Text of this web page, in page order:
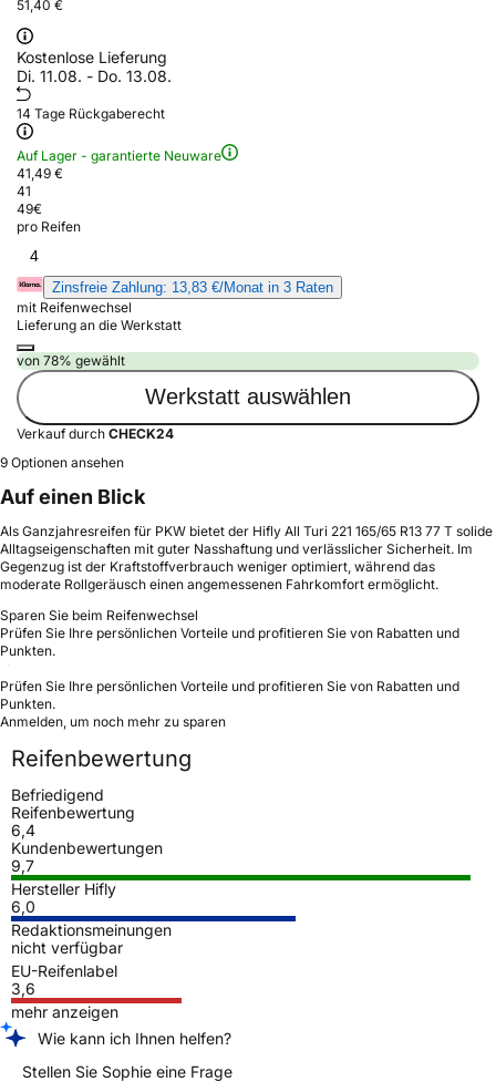
51,40 €
Kostenlose Lieferung
Di. 11.08. - Do. 13.08.
14 Tage Rückgaberecht
Auf Lager - garantierte Neuware
41,49 €
41
49€
pro Reifen
4
Zinsfreie Zahlung: 13,83 €/Monat in 3 Raten
mit Reifenwechsel
Lieferung an die Werkstatt
von 78% gewählt
Werkstatt auswählen
Verkauf durch CHECK24
9 Optionen ansehen
Auf einen Blick
Als Ganzjahresreifen für PKW bietet der Hifly All Turi 221 165/65 R13 77 T solide
Alltagseigenschaften mit guter Nasshaftung und verlässlicher Sicherheit. Im
Gegenzug ist der Kraftstoffverbrauch weniger optimiert, während das
moderate Rollgeräusch einen angemessenen Fahrkomfort ermöglicht.
Sparen Sie beim Reifenwechsel
Prüfen Sie Ihre persönlichen Vorteile und profitieren Sie von Rabatten und
Punkten.
Prüfen Sie Ihre persönlichen Vorteile und profitieren Sie von Rabatten und
Punkten.
Anmelden, um noch mehr zu sparen
Reifenbewertung
Befriedigend
Reifenbewertung
6,4
Kundenbewertungen
9,7
Hersteller Hifly
6,0
Redaktionsmeinungen
nicht verfügbar
EU-Reifenlabel
3,6
mehr anzeigen
Wie kann ich Ihnen helfen?
Stellen Sie Sophie eine Frage